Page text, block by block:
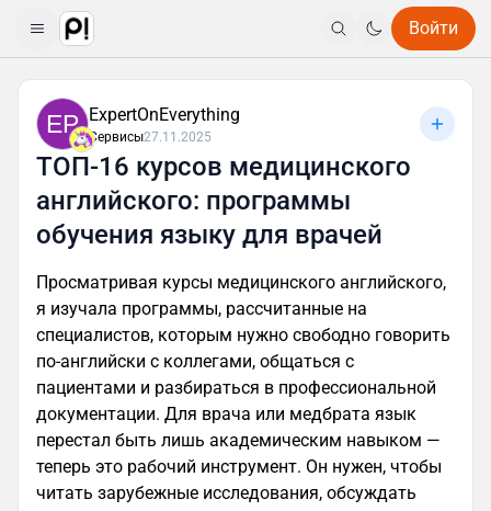
Войти
EP ExpertOnEverything
Сервисы27.11.2025
ТОП-16 курсов медицинского
английского: программы
обучения языку для врачей
Просматривая курсы медицинского английского,
я изучала программы, рассчитанные на
специалистов, которым нужно свободно говорить
по-английски с коллегами, общаться с
пациентами и разбираться в профессиональной
документации. Для врача или медбрата язык
перестал быть лишь академическим навыком —
теперь это рабочий инструмент. Он нужен, чтобы
читать зарубежные исследования, обсуждать